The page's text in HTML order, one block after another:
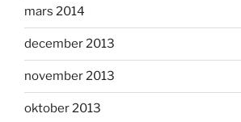
mars 2014
december 2013
november 2013
oktober 2013